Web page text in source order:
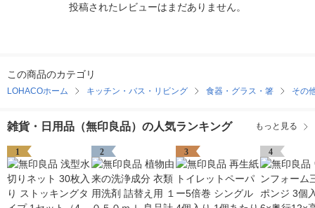
投稿されたレビューはまだありません。
この商品のカテゴリ
LOHACOホーム キッチン・バス・リビング 食器・グラス・箸 その
雑貨・日用品（無印良品）の人気ランキング もっと見る
1 2 3 4